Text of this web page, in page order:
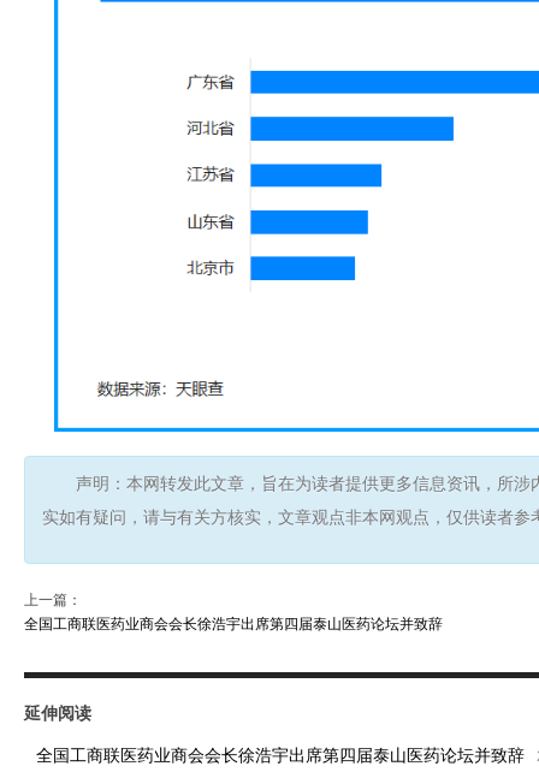
声明：本网转发此文章，旨在为读者提供更多信息资讯，所
实如有疑问，请与有关方核实，文章观点非本网观点，仅供读者参
上一篇：
全国工商联医药业商会会长徐浩宇出席第四届泰山医药论坛并致辞
延伸阅读
全国工商联医药业商会会长徐浩宇出席第四届泰山医药论坛并致辞